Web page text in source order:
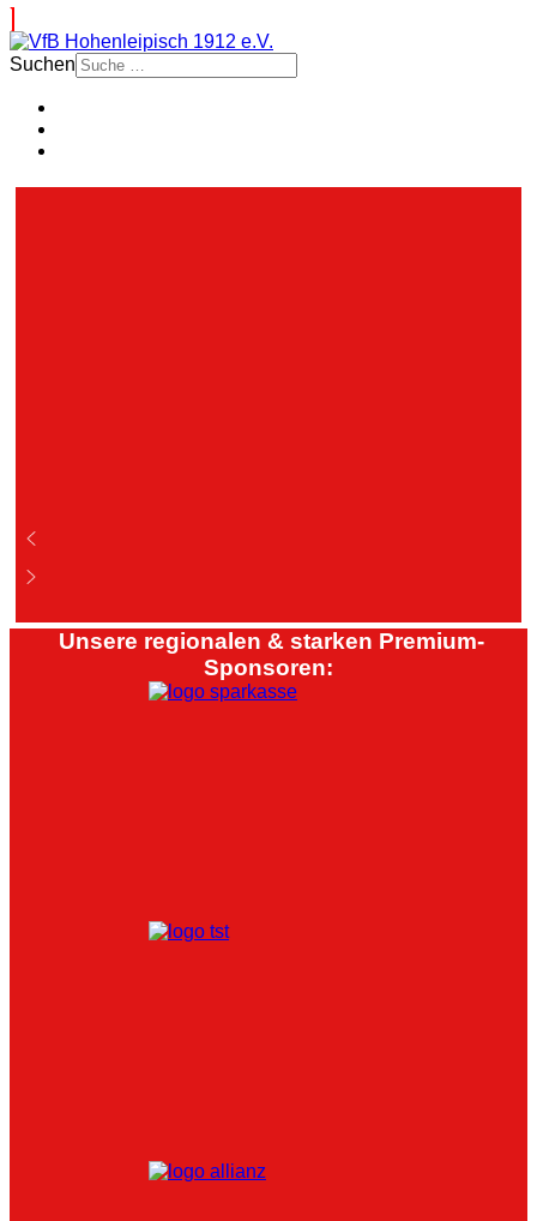
Suchen
Unsere regionalen & starken Premium-
Sponsoren: